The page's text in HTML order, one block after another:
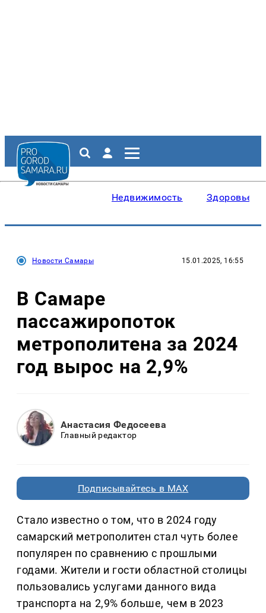
Недвижимость Здоровье
Новости Самары 15.01.2025, 16:55
В Самаре
пассажиропоток
метрополитена за 2024
год вырос на 2,9%
Анастасия Федосеева
Главный редактор
Подписывайтесь в MAX
Стало известно о том, что в 2024 году
самарский метрополитен стал чуть более
популярен по сравнению с прошлыми
годами. Жители и гости областной столицы
пользовались услугами данного вида
транспорта на 2,9% больше, чем в 2023